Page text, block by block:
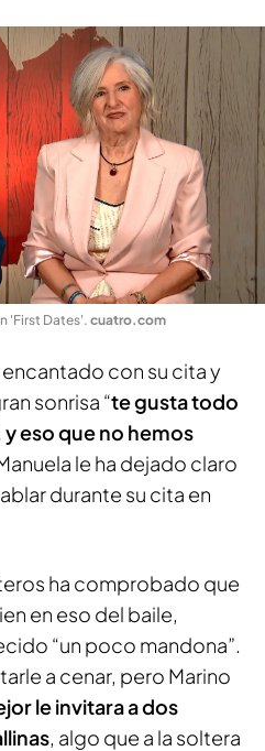
'First Dates'. cuatro.com
con su cita y
sonrisa “te gusta todo
eso que no hemos
le ha dejado claro
durante su cita en
ha comprobado que
en eso del baile,
“un poco mandona”.
a cenar, pero Marino
le invitara a dos
, algo que a la soltera